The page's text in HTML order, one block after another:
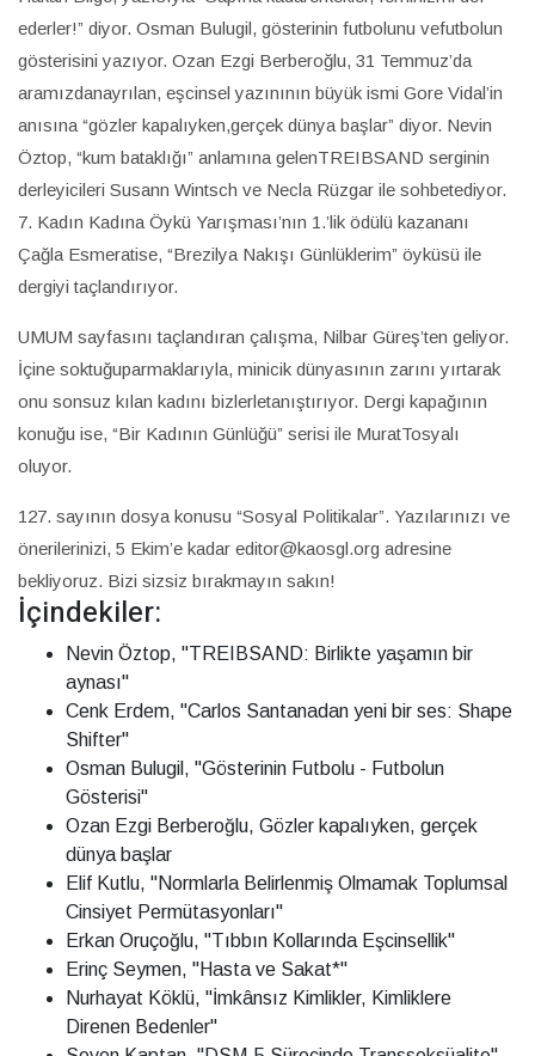
ederler!” diyor. Osman Bulugil, gösterinin futbolunu vefutbolun
gösterisini yazıyor. Ozan Ezgi Berberoğlu, 31 Temmuz’da
aramızdanayrılan, eşcinsel yazınının büyük ismi Gore Vidal’in
anısına “gözler kapalıyken,gerçek dünya başlar” diyor. Nevin
Öztop, “kum bataklığı” anlamına gelenTREIBSAND serginin
derleyicileri Susann Wintsch ve Necla Rüzgar ile sohbetediyor.
7. Kadın Kadına Öykü Yarışması’nın 1.’lik ödülü kazananı
Çağla Esmeratise, “Brezilya Nakışı Günlüklerim” öyküsü ile
dergiyi taçlandırıyor.
UMUM sayfasını taçlandıran çalışma, Nilbar Güreş’ten geliyor.
İçine soktuğuparmaklarıyla, minicik dünyasının zarını yırtarak
onu sonsuz kılan kadını bizlerletanıştırıyor. Dergi kapağının
konuğu ise, “Bir Kadının Günlüğü” serisi ile MuratTosyalı
oluyor.
127. sayının dosya konusu “Sosyal Politikalar”. Yazılarınızı ve
önerilerinizi, 5 Ekim’e kadar editor@kaosgl.org adresine
bekliyoruz. Bizi sizsiz bırakmayın sakın!
İçindekiler:
Nevin Öztop, "TREIBSAND: Birlikte yaşamın bir
aynası"
Cenk Erdem, "Carlos Santanadan yeni bir ses: Shape
Shifter"
Osman Bulugil, "Gösterinin Futbolu - Futbolun
Gösterisi"
Ozan Ezgi Berberoğlu, Gözler kapalıyken, gerçek
dünya başlar
Elif Kutlu, "Normlarla Belirlenmiş Olmamak Toplumsal
Cinsiyet Permütasyonları"
Erkan Oruçoğlu, "Tıbbın Kollarında Eşcinsellik"
Erinç Seymen, "Hasta ve Sakat*"
Nurhayat Köklü, "İmkânsız Kimlikler, Kimliklere
Direnen Bedenler"